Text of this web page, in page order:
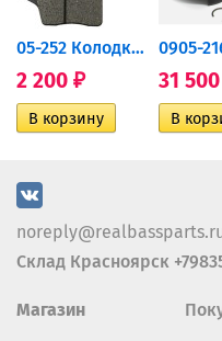
05-252 Колодки тормозные...
2 200 ₽ 31 500
Склад Красноярск
Магазин